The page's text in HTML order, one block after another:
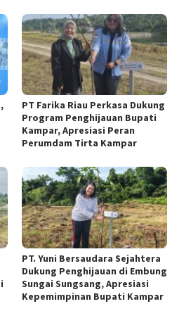
PT Farika Riau Perkasa Dukung
Program Penghijauan Bupati
Kampar, Apresiasi Peran
Perumdam Tirta Kampar
PT. Yuni Bersaudara Sejahtera
Dukung Penghijauan di Embung
Sungai Sungsang, Apresiasi
Kepemimpinan Bupati Kampar ‎